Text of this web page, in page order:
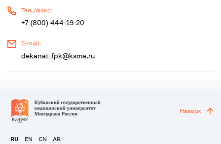
Тел./факс:
+7 (800) 444-19-20
E-mail:
dekanat-fpk@ksma.ru
RU EN CN AR
Наверх